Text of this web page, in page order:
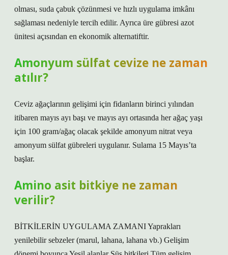
olması, suda çabuk çözünmesi ve hızlı uygulama imkânı
sağlaması nedeniyle tercih edilir. Ayrıca üre gübresi azot
ünitesi açısından en ekonomik alternatiftir.
Amonyum sülfat cevize ne zaman
atılır?
Ceviz ağaçlarının gelişimi için fidanların birinci yılından
itibaren mayıs ayı başı ve mayıs ayı ortasında her ağaç yaşı
için 100 gram/ağaç olacak şekilde amonyum nitrat veya
amonyum sülfat gübreleri uygulanır. Sulama 15 Mayıs’ta
başlar.
Amino asit bitkiye ne zaman
verilir?
BİTKİLERİN UYGULAMA ZAMANI Yaprakları
yenilebilir sebzeler (marul, lahana, lahana vb.) Gelişim